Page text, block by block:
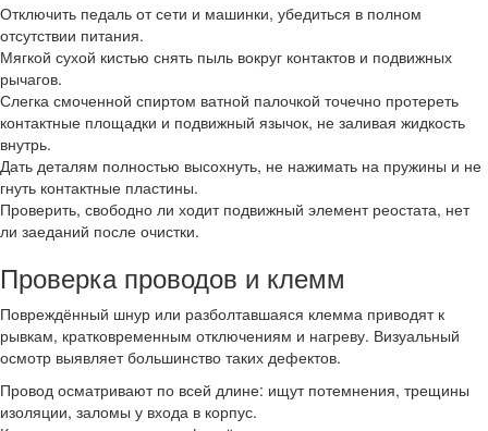
Отключить педаль от сети и машинки, убедиться в полном
отсутствии питания.
Мягкой сухой кистью снять пыль вокруг контактов и подвижных
рычагов.
Слегка смоченной спиртом ватной палочкой точечно протереть
контактные площадки и подвижный язычок, не заливая жидкость
внутрь.
Дать деталям полностью высохнуть, не нажимать на пружины и не
гнуть контактные пластины.
Проверить, свободно ли ходит подвижный элемент реостата, нет
ли заеданий после очистки.
Проверка проводов и клемм
Повреждённый шнур или разболтавшаяся клемма приводят к
рывкам, кратковременным отключениям и нагреву. Визуальный
осмотр выявляет большинство таких дефектов.
Провод осматривают по всей длине: ищут потемнения, трещины
изоляции, заломы у входа в корпус.